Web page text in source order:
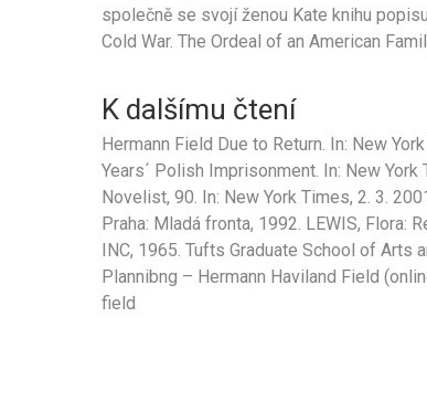
společně se svojí ženou Kate knihu
Cold War. The Ordeal of an American
K dalšímu čtení
Hermann Field Due to Return. In: New
Years´ Polish Imprisonment. In: New
Novelist, 90. In: New York Times, 2. 3.
Praha: Mladá fronta, 1992. LEWIS, Flora:
INC, 1965. Tufts Graduate School of Arts
Plannibng – Hermann Haviland Field
field